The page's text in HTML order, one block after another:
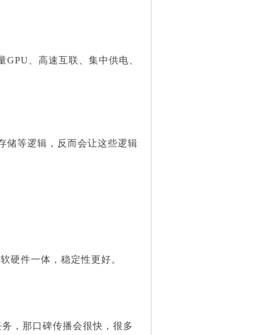
、高速互联、集中供电、
等逻辑，反而会让这些逻辑
件一体，稳定性更好。
，那口碑传播会很快，很多